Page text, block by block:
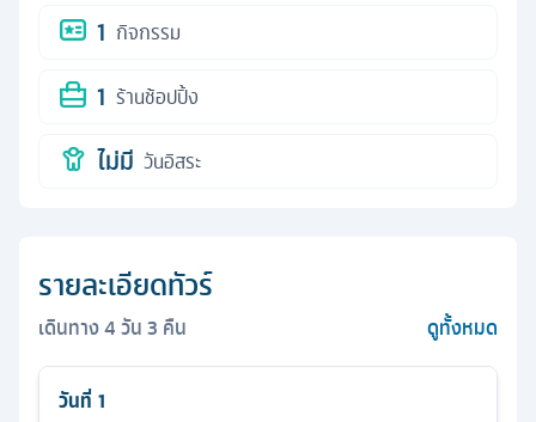
1 กิจกรรม
1 ร้านช้อปปิ้ง
ไม่มี วันอิสระ
รายละเอียดทัวร์
เดินทาง4วัน3 คืน ดูทั้งหมด
วันที่ 1